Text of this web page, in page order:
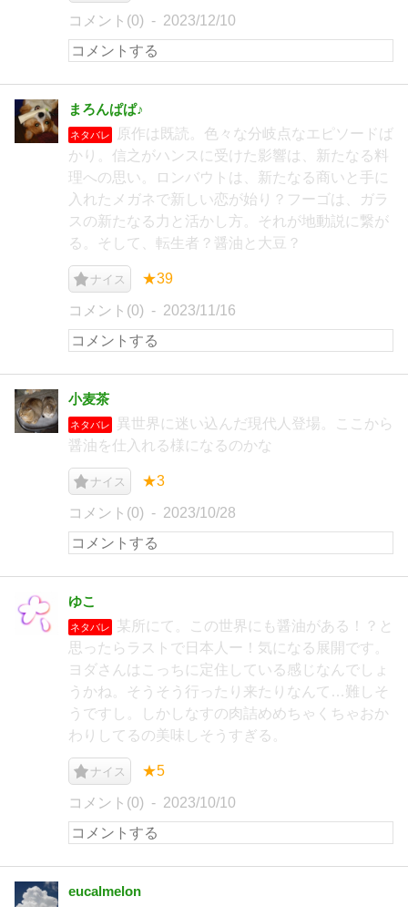
コメント(0) 2023/12/10
まろんぱぱ♪
ネタバレ
原作は既読。色々な分岐点なエピソードば
かり。信之がハンスに受けた影響は、新たなる料
理への思い。ロンバウトは、新たなる商いと手に
入れたメガネで新しい恋が始り？フーゴは、ガラ
スの新たなる力と活かし方。それが地動説に繋が
る。そして、転生者？醤油と大豆？
ナイス ★39
コメント(0) 2023/11/16
小麦茶
ネタバレ
異世界に迷い込んだ現代人登場。ここから
醤油を仕入れる様になるのかな
ナイス ★3
コメント(0) 2023/10/28
ゆこ
ネタバレ
某所にて。この世界にも醤油がある！？と
思ったらラストで日本人ー！気になる展開です。
ヨダさんはこっちに定住している感じなんでしょ
うかね。そうそう行ったり来たりなんて…難しそ
うですし。しかしなすの肉詰めめちゃくちゃおか
わりしてるの美味しそうすぎる。
ナイス ★5
コメント(0) 2023/10/10
eucalmelon